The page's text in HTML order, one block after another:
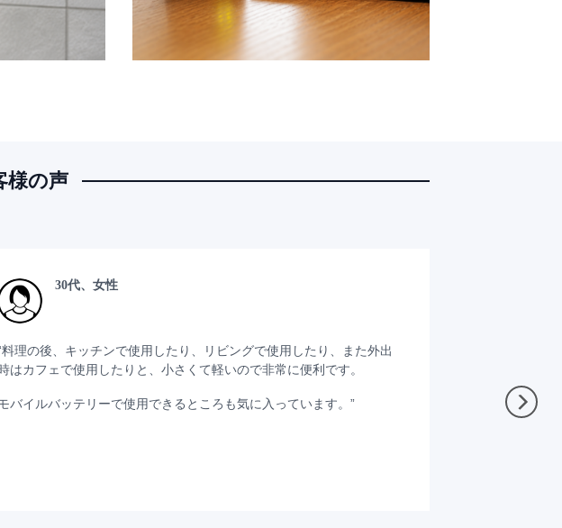
様の声
30代、女性
料理の後、キッチンで使用したり、リビングで使用したり、また外出
時はカフェで使用したりと、小さくて軽いので非常に便利です。
バイルバッテリーで使用できるところも気に入っています。”
かなり敏感